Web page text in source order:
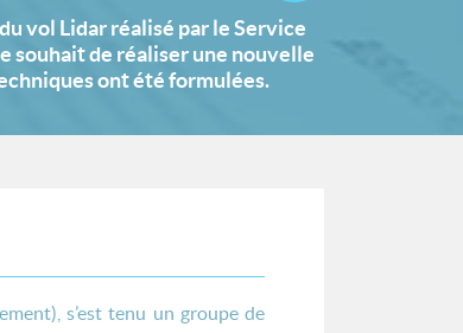
vol Lidar réalisé par le Service
souhait de réaliser une nouvelle
ont été formulées.
s’est tenu un groupe de